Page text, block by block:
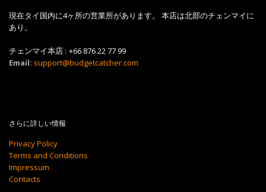
現在タイ国内に4ヶ所の営業所があります。 本店は北部のチェンマイに
あり。
チェンマイ本店 : +66 876 22 77 99
Email: support@budgetcatcher.com
さらに詳しい情報
Privacy Policy
Terms and Conditions
Impressum
Contacts